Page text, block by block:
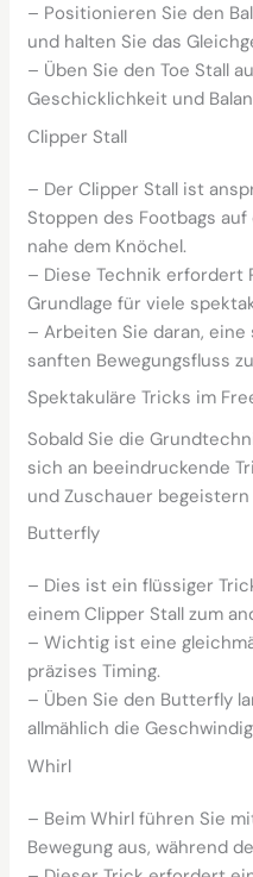
– Positionieren Sie den
und halten Sie das
– Üben Sie den Toe Stall
Geschicklichkeit und
Clipper Stall
– Der Clipper Stall ist
Stoppen des Footbags
nahe dem Knöchel.
– Diese Technik erfordert
Grundlage für viele
– Arbeiten Sie daran,
sanften Bewegungsfluss
Spektakuläre Tricks im
Sobald Sie die
sich an beeindruckende
und Zuschauer
Butterfly
– Dies ist ein flüssiger
einem Clipper Stall zum
– Wichtig ist eine
präzises Timing.
– Üben Sie den Butterfly
allmählich die
Whirl
– Beim Whirl führen Sie
Bewegung aus, während